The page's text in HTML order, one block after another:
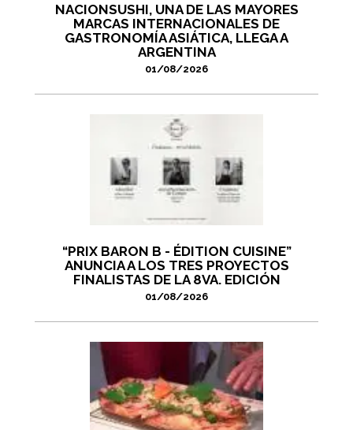
NACIONSUSHI, UNA DE LAS MAYORES
MARCAS INTERNACIONALES DE
GASTRONOMÍA ASIÁTICA, LLEGA A
ARGENTINA
01/08/2026
“PRIX BARON B - ÉDITION CUISINE”
ANUNCIA A LOS TRES PROYECTOS
FINALISTAS DE LA 8VA. EDICIÓN
01/08/2026